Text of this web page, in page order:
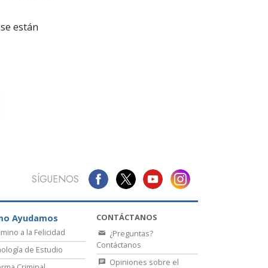
están
SÍGUENOS
Ayudamos
a la Felicidad
de Estudio
CONTÁCTANOS
¿Preguntas?
Contáctanos
Opiniones sobre el